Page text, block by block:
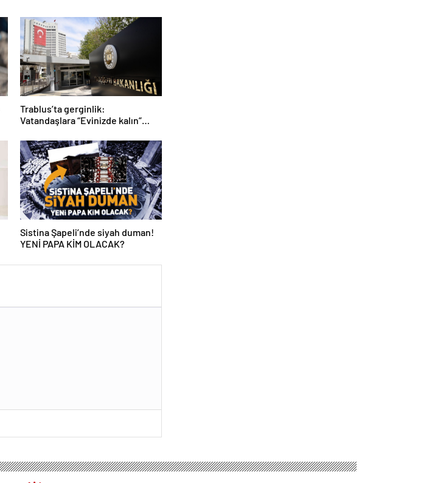
Trablus’ta gerginlik:
Vatandaşlara “Evinizde kalın”
Sistina Şapeli’nde siyah duman!
YENİ PAPA KİM OLACAK?